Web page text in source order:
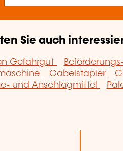
Sie auch
Gefahrgut
Gabelstapler
und Anschlagmittel